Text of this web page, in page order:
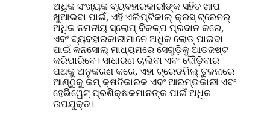
ଅଧିକ ସଂଖ୍ୟକ ବ୍ୟବହାରକାରୀଙ୍କ ସହିତ ଖାପ
ଖୁଆଇବା ପାଇଁ, ଏହି ଏଲିପ୍ଟିକାଲ୍ କ୍ରସ୍ ଟ୍ରେନର୍
ଅଧିକ ନମନୀୟ ସ୍ଲୋପ୍ ବିକଳ୍ପ ପ୍ରଦାନ କରେ,
ଏବଂ ବ୍ୟବହାରକାରୀମାନେ ଅଧିକ ଲୋଡ୍ ପାଇବା
ପାଇଁ କନସୋଲ୍ ମାଧ୍ୟମରେ ସେଗୁଡ଼ିକୁ ଆଡଜଷ୍ଟ
କରିପାରିବେ। ସାଧାରଣ ଚାଲିବା ଏବଂ ଦୌଡ଼ିବାର
ପଥକୁ ଅନୁକରଣ କରେ, ଏହା ଟ୍ରେଡମିଲ୍ ତୁଳନାରେ
ଆଣ୍ଠୁକୁ କମ୍ କ୍ଷତିକାରକ ଏବଂ ଆରମ୍ଭକାରୀ ଏବଂ
ହେଭିୱେଟ୍ ପ୍ରଶିକ୍ଷକମାନଙ୍କ ପାଇଁ ଅଧିକ
ଉପଯୁକ୍ତ।